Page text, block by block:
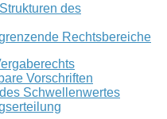
des
Rechtsbereiche
Vorschriften
Schwellenwertes